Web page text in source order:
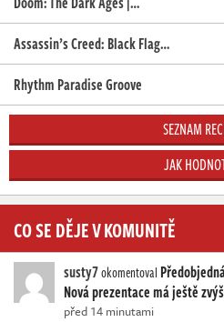
Assassin’s Creed: Black Flag…
Rhythm Paradise Groove
SEZNAM
JAK
CO SE DĚJE V KOMUNITĚ
susty7okomentoval
Nová prezentace má ještě
před 14 minutami